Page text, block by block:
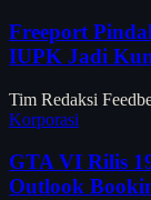
Freeport
IUPK Jadi
Tim Redaksi
Korporasi
GTA VI Rilis
Outlook